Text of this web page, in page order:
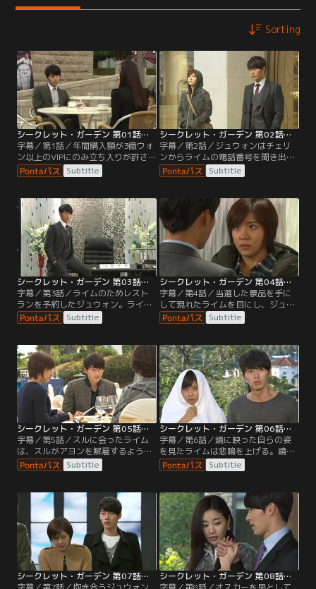
Sorting
シークレット・ガーデン 第01話／字幕
字幕／第1話／年間購入額が3億ウォ
ン以上のVIPにのみ立ち入りが許さ
れるデパートのラウンジに場違いな
いでたちのライムが現れる。そんな
書を確認するよう職員に詰め寄る
が…。
Subtitle
シークレット・ガーデン 第02話／字幕
字幕／第2話／ジュウォンはチェリ
ンからライムの電話番号を聞き出
す。ライムに電話をかけ会おうとす
るジュウォンだが、ライムの反応は
Subtitle
シークレット・ガーデン 第03話／字幕
字幕／第3話／ライムのためレスト
ランを予約したジュウォン。ライム
の前で懸命に格好をつけてみるもの
の、ライムは興味を示さない。それ
二度と来ないでほしいと言い捨て
る。
Subtitle
シークレット・ガーデン 第04話／字幕
字幕／第4話／当選した景品を手に
して現れたライムを目にし、ジュウ
ォンの表情は一気に冷ややかに変わ
る。一瞬でも自分を魅了した女のプ
Subtitle
シークレット・ガーデン 第05話／字幕
字幕／第5話／スルに会ったライム
は、スルがアヨンを解雇するようデ
パート側に求めたことを責めてい
る。その場に現れたジュウォンは、
る。
Subtitle
シークレット・ガーデン 第06話／字幕
字幕／第6話／鏡に映った自らの姿
を見たライムは悲鳴を上げる。鏡の
向こうにはジュウォンの顔があった
のだ。ジュウォンもまたライムに変
駆けつける。
Subtitle
シークレット・ガーデン 第07話／字幕
シークレット・ガーデン 第08話／字幕